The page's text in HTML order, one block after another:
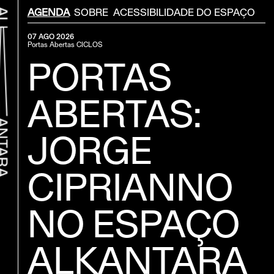
Menu Secondário
AGENDA SOBRE ACESSIBILIDADE DO ESPAÇO
07 AGO 2026
Portas AbertasCICLOS
PORTAS
ABERTAS:
JORGE
CIPRIANNO
NO ESPAÇO
ALKANTARA